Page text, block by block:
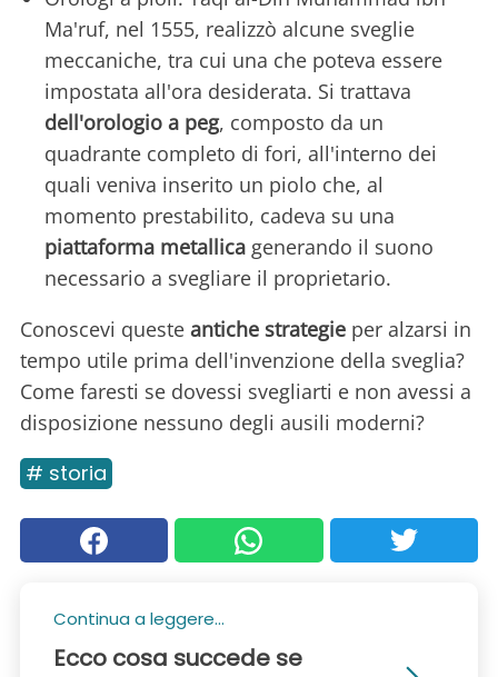
Ma'ruf, nel 1555, realizzò alcune sveglie
meccaniche, tra cui una che poteva essere
impostata all'ora desiderata. Si trattava
dell'orologio a peg, composto da un
quadrante completo di fori, all'interno dei
quali veniva inserito un piolo che, al
momento prestabilito, cadeva su una
piattaforma metallica generando il suono
necessario a svegliare il proprietario.
Conoscevi queste antiche strategie per alzarsi in
tempo utile prima dell'invenzione della sveglia?
Come faresti se dovessi svegliarti e non avessi a
disposizione nessuno degli ausili moderni?
# storia
Continua a leggere...
Ecco cosa succede se